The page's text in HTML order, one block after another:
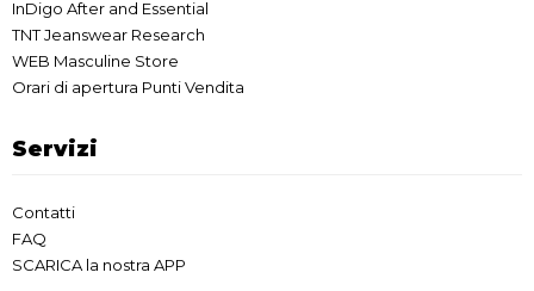
InDigo After and Essential
TNT Jeanswear Research
WEB Masculine Store
Orari di apertura Punti Vendita
Servizi
Contatti
FAQ
SCARICA la nostra APP